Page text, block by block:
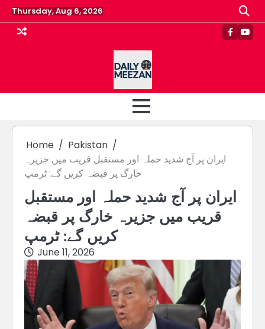
Skip
to
content
Thursday, Aug 6, 2026
Home
Pakistan
ایران پر آج شدید حملہ اور مستقبل قریب میں جزیرہ
خارگ پر قبضہ کریں گے: ٹرمپ
ایران پر آج شدید حملہ اور مستقبل
قریب میں جزیرہ خارگ پر قبضہ
کریں گے: ٹرمپ
June 11, 2026